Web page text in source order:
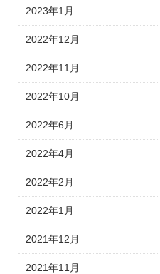
2023年1月
2022年12月
2022年11月
2022年10月
2022年6月
2022年4月
2022年2月
2022年1月
2021年12月
2021年11月